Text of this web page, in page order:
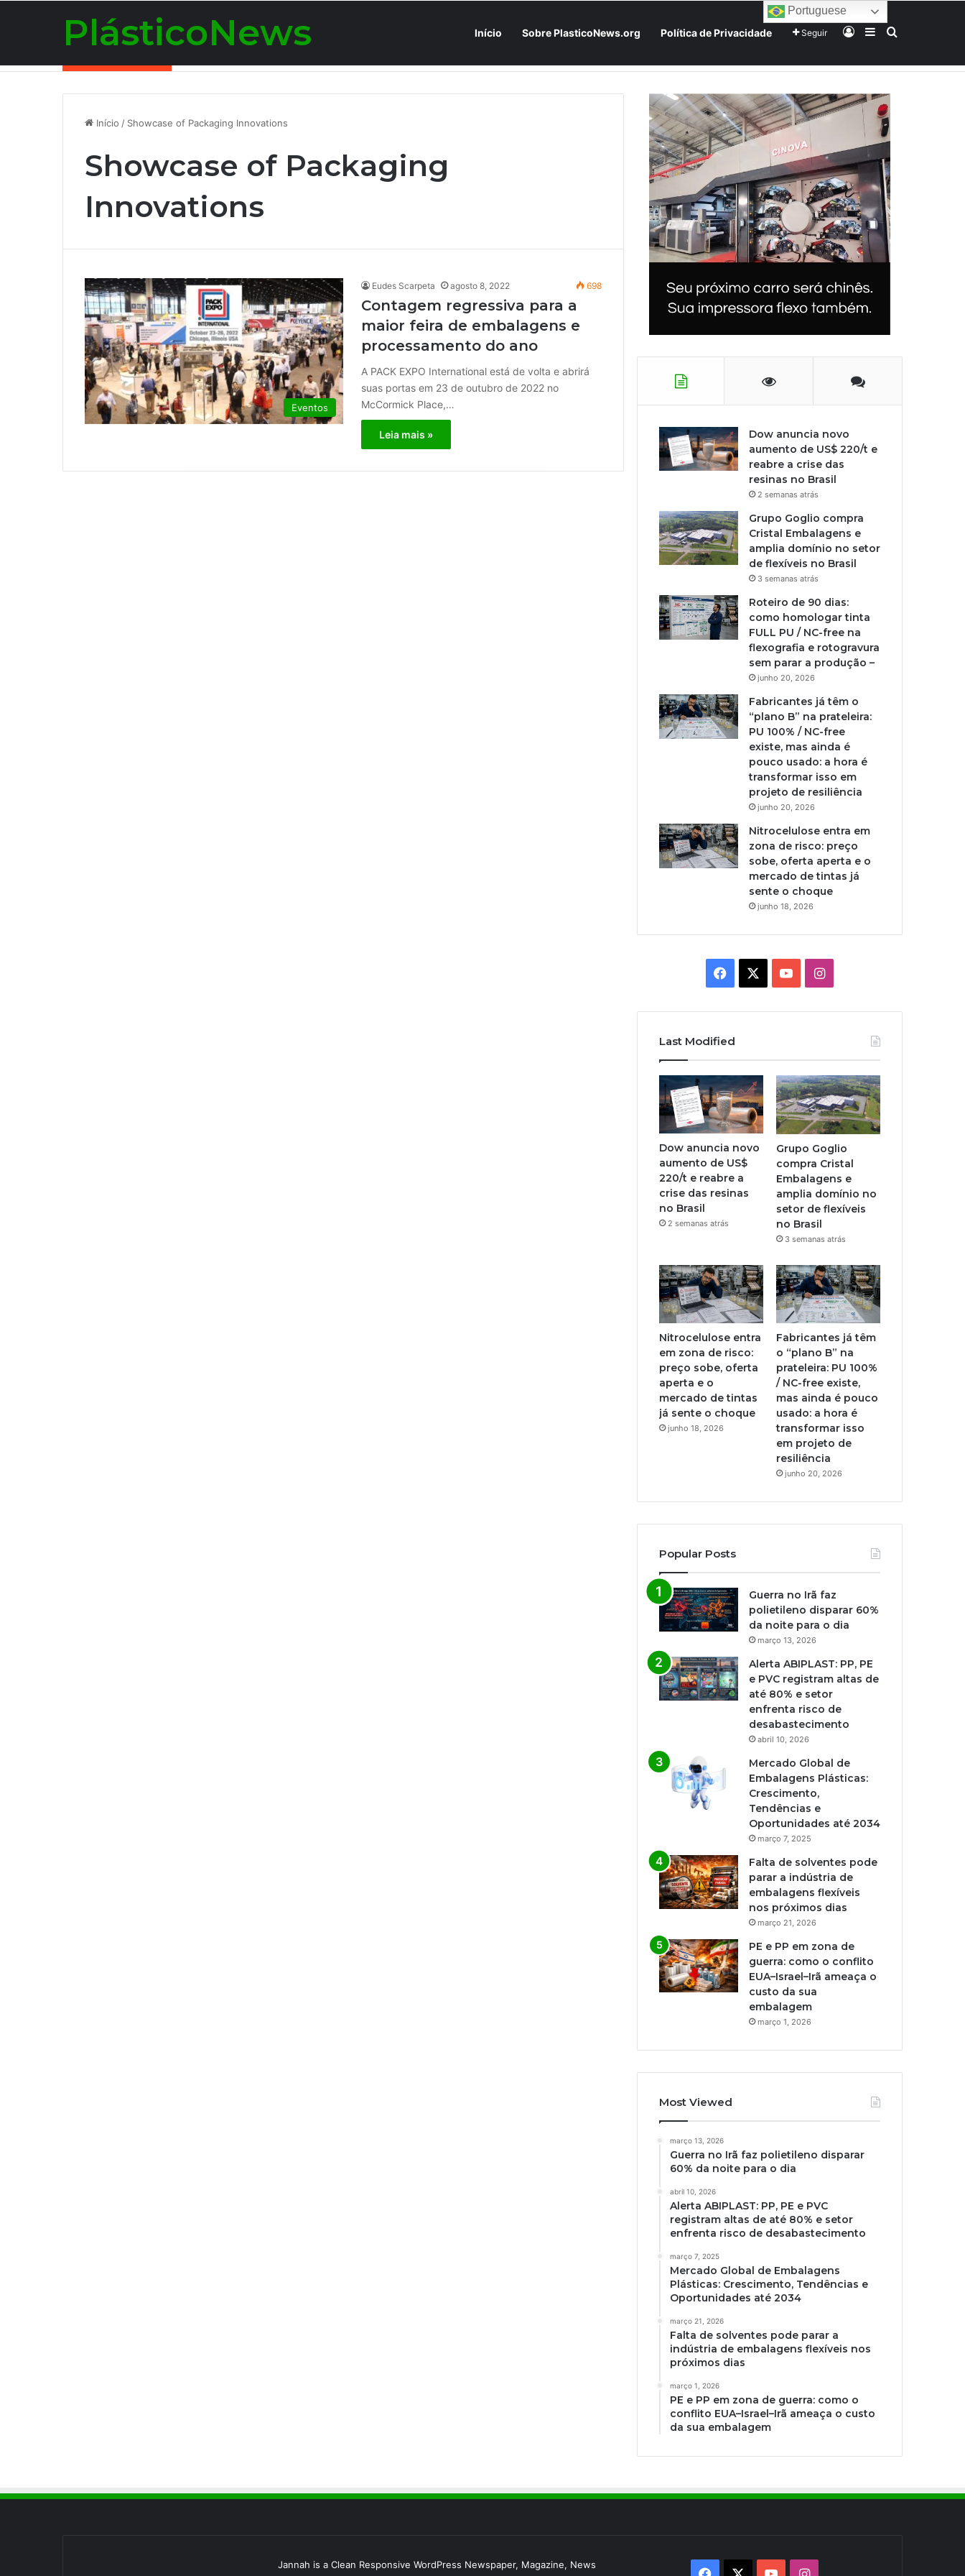
PlásticoNews Início Sobre PlasticoNews.org Política de Privacidade Seguir EntrarBarra Lateral
Procurar por
Início / Showcase of Packaging Innovations
Showcase of Packaging
Innovations
Eventos
Eudes Scarpeta agosto 8, 2022 698
Contagem regressiva para a
maior feira de embalagens e
processamento do ano
A PACK EXPO International está de volta e abrirá
suas portas em 23 de outubro de 2022 no
McCormick Place,…
Leia mais »
Dow anuncia novo
aumento de US$ 220/t e
reabre a crise das
resinas no Brasil
2 semanas atrás
Grupo Goglio compra
Cristal Embalagens e
amplia domínio no setor
de flexíveis no Brasil
3 semanas atrás
Roteiro de 90 dias:
como homologar tinta
FULL PU / NC-free na
flexografia e rotogravura
sem parar a produção –
junho 20, 2026
Fabricantes já têm o
“plano B” na prateleira:
PU 100% / NC-free
existe, mas ainda é
pouco usado: a hora é
transformar isso em
projeto de resiliência
junho 20, 2026
Nitrocelulose entra em
zona de risco: preço
sobe, oferta aperta e o
mercado de tintas já
sente o choque
junho 18, 2026
Facebook YouTubeInstagram
Last Modified
Dow anuncia novo
aumento de US$
220/t e reabre a
crise das resinas
no Brasil
2 semanas atrás
Grupo Goglio
compra Cristal
Embalagens e
amplia domínio no
setor de flexíveis
no Brasil
3 semanas atrás
Nitrocelulose entra
em zona de risco:
preço sobe, oferta
aperta e o
mercado de tintas
já sente o choque
junho 18, 2026
Fabricantes já têm
o “plano B” na
prateleira: PU 100%
/ NC-free existe,
mas ainda é pouco
usado: a hora é
transformar isso
em projeto de
resiliência
junho 20, 2026
Popular Posts
Guerra no Irã faz
polietileno disparar 60%
da noite para o dia
março 13, 2026
Alerta ABIPLAST: PP, PE
e PVC registram altas de
até 80% e setor
enfrenta risco de
desabastecimento
abril 10, 2026
Mercado Global de
Embalagens Plásticas:
Crescimento,
Tendências e
Oportunidades até 2034
março 7, 2025
Falta de solventes pode
parar a indústria de
embalagens flexíveis
nos próximos dias
março 21, 2026
PE e PP em zona de
guerra: como o conflito
EUA–Israel–Irã ameaça o
custo da sua
embalagem
março 1, 2026
Most Viewed
março 13, 2026
Guerra no Irã faz polietileno disparar
60% da noite para o dia
abril 10, 2026
Alerta ABIPLAST: PP, PE e PVC
registram altas de até 80% e setor
enfrenta risco de desabastecimento
março 7, 2025
Mercado Global de Embalagens
Plásticas: Crescimento, Tendências e
Oportunidades até 2034
março 21, 2026
Falta de solventes pode parar a
indústria de embalagens flexíveis nos
próximos dias
março 1, 2026
PE e PP em zona de guerra: como o
conflito EUA–Israel–Irã ameaça o custo
da sua embalagem
Jannah is a Clean Responsive WordPress Newspaper, Magazine, News
Facebook YouTubeInstagram
Portuguese